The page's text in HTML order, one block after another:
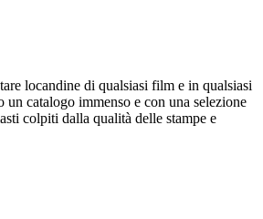
locandine di qualsiasi film e in qualsiasi
catalogo immenso e con una selezione
colpiti dalla qualità delle stampe e